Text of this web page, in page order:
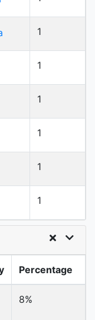
1
1
1
1
1
1
Percentage
8%